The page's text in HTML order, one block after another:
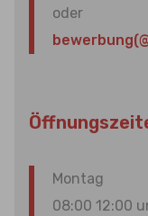
oder
Montag
08:00 12:00